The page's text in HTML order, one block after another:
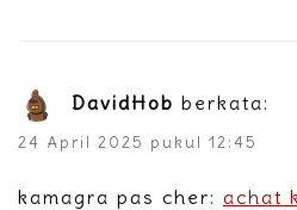
DavidHob berkata:
24 April 2025 pukul 12:45
kamagra pas cher: achat